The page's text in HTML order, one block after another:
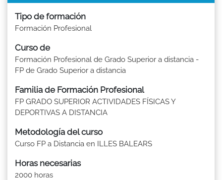
Tipo de formación
Formación Profesional
Curso de
Formación Profesional de Grado Superior a distancia -
FP de Grado Superior a distancia
Familia de Formación Profesional
FP GRADO SUPERIOR ACTIVIDADES FÍSICAS Y
DEPORTIVAS A DISTANCIA
Metodología del curso
Curso FP a Distancia en ILLES BALEARS
Horas necesarias
2000 horas